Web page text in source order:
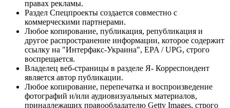
правах рекламы.
Раздел Спецпроекты создается совместно с
коммерческими партнерами.
Любое копирование, публикация, републикация и
другое распространение информации, которое содержит
ссылку на "Интерфакс-Украина", EPA / UPG, строго
воспрещается.
Владелец веб-страницы в разделе Я- Корреспондент
является автор публикации.
Любое копирование, перепечатка и воспроизведение
фотографий и/или аудиовизуальных материалов,
принадлежащих правообладателю Getty Images, строго